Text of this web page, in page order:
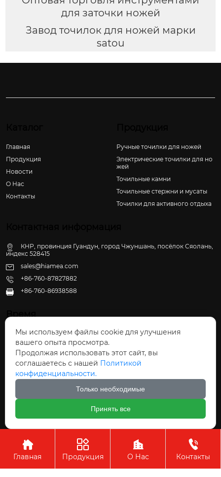
для заточки ножей
Завод точилок для ножей марки
satou
Главная
Продукция
Новости
О Hас
Контакты
Ручные точилки для ножей
Электрические точилки для но
жей
Точильные камни
Точильные стержни и мусаты
Точилки для активного отдыха
КНР, провинция Гуандун, город Чжуншань, посёлок Сяолань,
индекс 528415
sales@hiamea.com
+86-760-87827882
 +86-760-86938588
Время
Пн - Пт: 09:30 - 22:00
Сб - Вс: 10:00 - 22:30
Авторское право©ООО Чжуншань Хайвэй
Кухонные Принадлежности

Главная

Продукция

О Нас

Контакты
Мы используем файлы cookie для улучшения
вашего опыта просмотра.
Продолжая использовать этот сайт, вы
соглашаетесь с нашей Политикой
конфиденциальности.
Только необходимые
Принять все